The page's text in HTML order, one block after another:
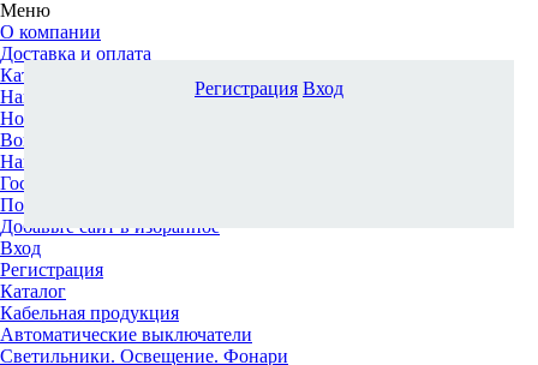
Меню
О компании
Доставка и оплата
Каталог
Наши офисы
Новости и новинки
Вопрос-ответ
Наша команда
Гос. заказчикам
Поставщикам
Добавьте сайт в избранное
Вход
Регистрация
Каталог
Кабельная продукция
Автоматические выключатели
Светильники. Освещение. Фонари
Регистрация Вход